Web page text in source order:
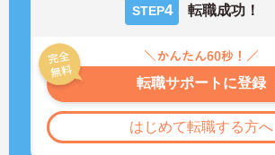
STEP4 転職成功！
転職サポートに登録
はじめて転職する方へ